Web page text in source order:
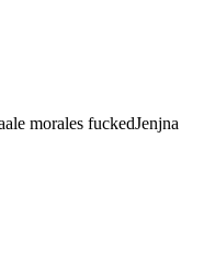
morales fuckedJenjna